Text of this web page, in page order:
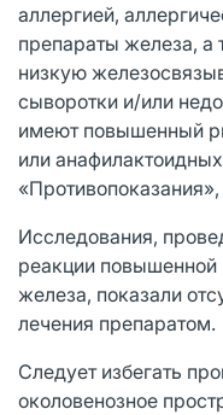
аллергией,
препараты железа,
низкую
сыворотки и/или
имеют повышенный
или
Исследования,
реакции повышенной
железа, показали
лечения препаратом.
Следует избегать
околовенозное